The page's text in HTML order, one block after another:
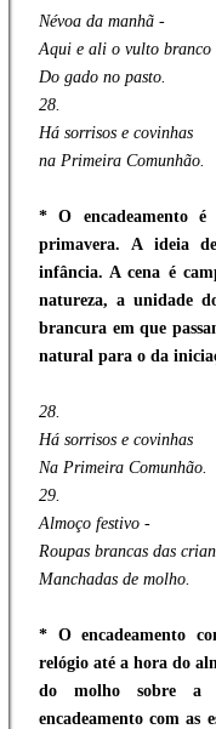
Névoa da manhã -
Aqui e ali o vulto branco
Do gado no pasto.
28.
Há sorrisos e covinhas
na Primeira Comunhão.
* O encadeamento
primavera. A ideia
infância. A cena é
natureza, a unidade
brancura em que
natural para o da
28.
Há sorrisos e covinhas
Na Primeira Comunhão.
29.
Almoço festivo -
Roupas brancas das
Manchadas de molho.
* O encadeamento
relógio até a hora do
do molho sobre a
encadeamento com as